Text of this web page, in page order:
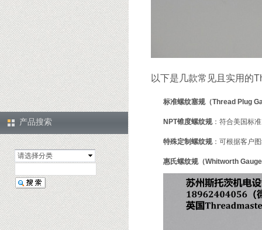
产品搜索
请选择分类
以下是几款常见且实用的
标准螺纹塞规（Thread Plug
NPT锥度螺纹规：符合美国标
特殊定制螺纹规：可根据客户
惠氏螺纹规（Whitworth